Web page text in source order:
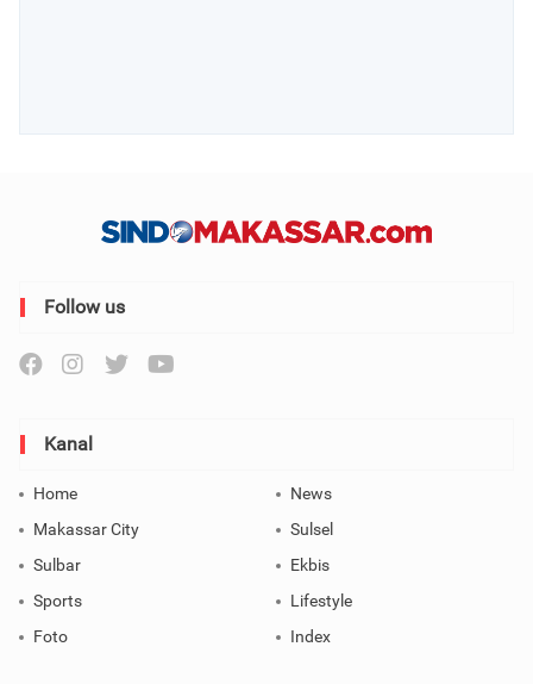
Follow us
Kanal
Home
News
Makassar City
Sulsel
Sulbar
Ekbis
Sports
Lifestyle
Foto
Index